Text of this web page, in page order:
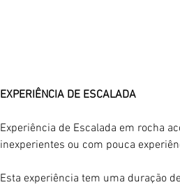
EXPERIÊNCIA DE ESCALADA
Experiência de Escalada em rocha
inexperientes ou com pouca
Esta experiência tem uma duração de